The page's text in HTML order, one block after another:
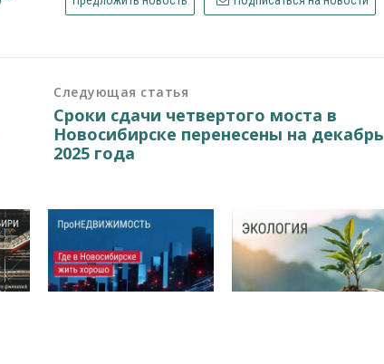
Следующая статья
Сроки сдачи четвертого моста в
Новосибирске перенесены на декабрь
2025 года